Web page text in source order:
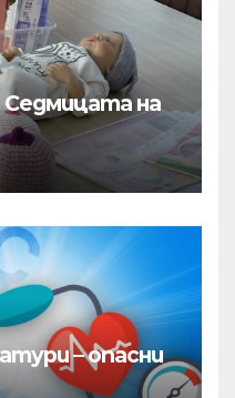
на
– опасни